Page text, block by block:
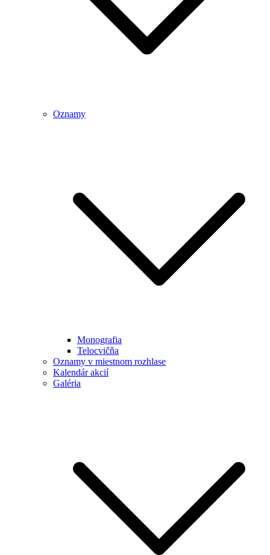
Oznamy
Monografia
Telocvičňa
Oznamy v miestnom rozhlase
Kalendár akcií
Galéria